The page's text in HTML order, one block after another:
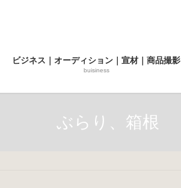
ビジネス｜オーディション｜宣材｜商品撮影
buisiness
ぶらり、箱根